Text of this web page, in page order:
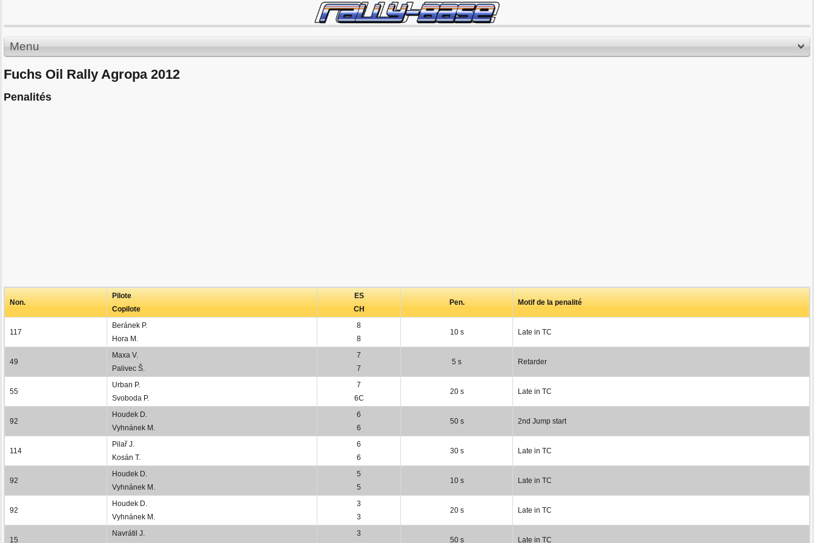
Menu
Fuchs Oil Rally Agropa 2012
Penalités
Non.
Pilote
Copilote
ES
CH
Pen. Motif de la penalité
117
Beránek P.
Hora M.
8
8
10 s Late in TC
49
Maxa V.
Palivec Š.
7
7
5 s Retarder
55
Urban P.
Svoboda P.
7
6C
20 s Late in TC
92
Houdek D.
Vyhnánek M.
6
6
50 s 2nd Jump start
114
Pilař J.
Kosán T.
6
6
30 s Late in TC
92
Houdek D.
Vyhnánek M.
5
5
10 s Late in TC
92
Houdek D.
Vyhnánek M.
3
3
20 s Late in TC
15
Navrátil J.
3
50 s Late in TC